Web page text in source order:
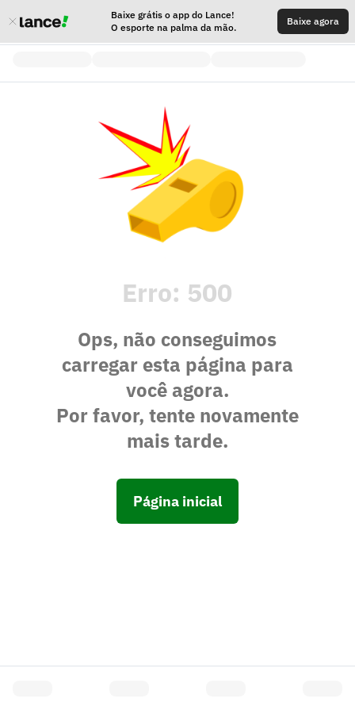
Baixe grátis o app do Lance!
O esporte na palma da mão.
Baixe agora
Erro: 500
Ops, não conseguimos
carregar esta página para
você agora.
Por favor, tente novamente
mais tarde.
Página inicial